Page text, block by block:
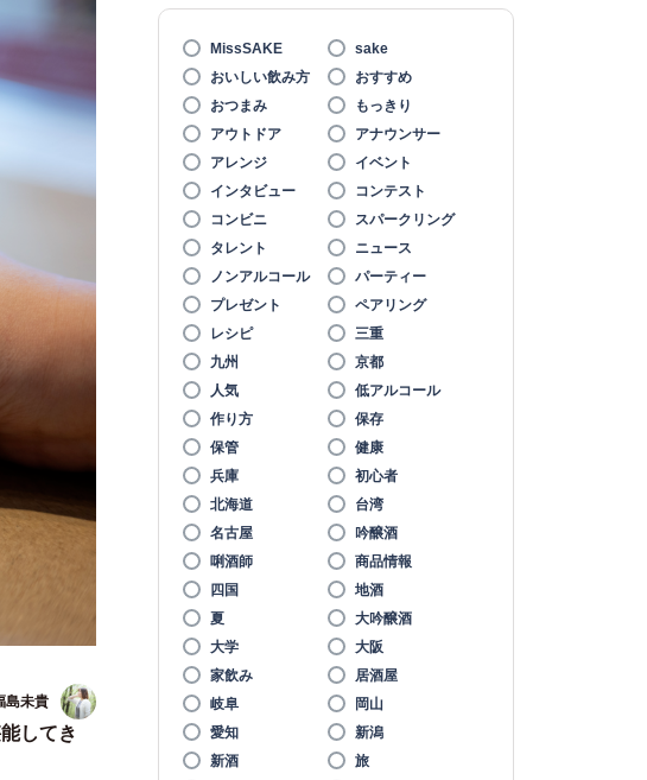
島未貴
してき
MissSAKE
sake
おいしい飲み方
おすすめ
おつまみ
もっきり
アウトドア
アナウンサー
アレンジ
イベント
インタビュー
コンテスト
コンビニ
スパークリング
タレント
ニュース
ノンアルコール
パーティー
プレゼント
ペアリング
レシピ
三重
九州
京都
人気
低アルコール
作り方
保存
保管
健康
兵庫
初心者
北海道
台湾
名古屋
吟醸酒
唎酒師
商品情報
四国
地酒
夏
大吟醸酒
大学
大阪
家飲み
居酒屋
岐阜
岡山
愛知
新潟
新酒
旅